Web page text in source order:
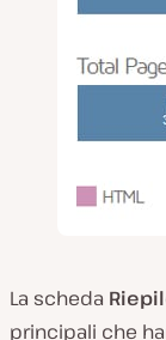
La scheda
principali che